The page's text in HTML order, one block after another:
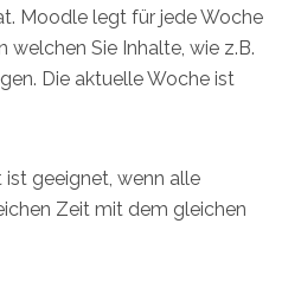
Moodle legt für jede Woche
welchen Sie Inhalte, wie z.B.
Die aktuelle Woche ist
ist geeignet, wenn alle
Zeit mit dem gleichen